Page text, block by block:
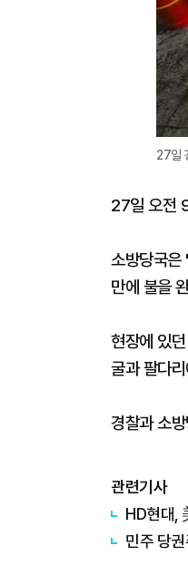
27일
27일 오전
소방당국
만에 불을
현장에 있
굴과 팔다
경찰과 소
관련기사
HD현대,
민주 당